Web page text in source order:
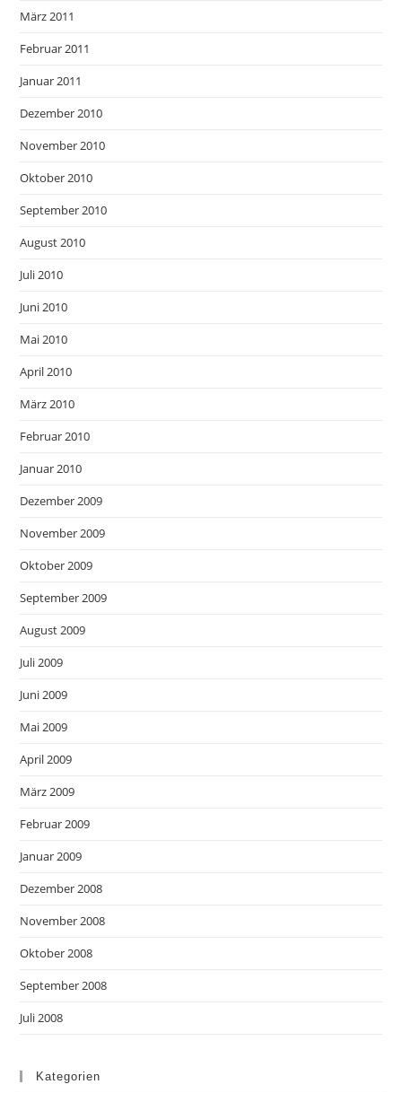
März 2011
Februar 2011
Januar 2011
Dezember 2010
November 2010
Oktober 2010
September 2010
August 2010
Juli 2010
Juni 2010
Mai 2010
April 2010
März 2010
Februar 2010
Januar 2010
Dezember 2009
November 2009
Oktober 2009
September 2009
August 2009
Juli 2009
Juni 2009
Mai 2009
April 2009
März 2009
Februar 2009
Januar 2009
Dezember 2008
November 2008
Oktober 2008
September 2008
Juli 2008
Kategorien